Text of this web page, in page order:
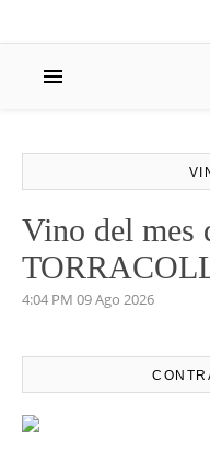
Vino del mes
4:04 PM 09 Ago 2026